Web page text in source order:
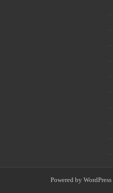
Powered by WordPress